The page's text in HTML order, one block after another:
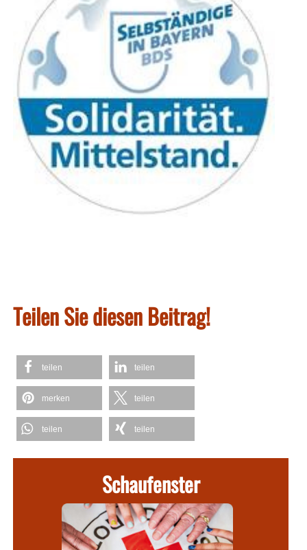
Teilen Sie diesen Beitrag!
teilen teilen
merken teilen
teilen teilen
Schaufenster